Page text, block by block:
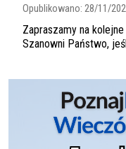
Opublikowano: 28/11/
Zapraszamy na
Szanowni Państwo,